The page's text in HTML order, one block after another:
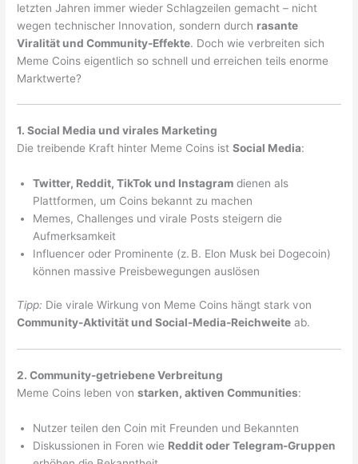
letzten Jahren immer wieder Schlagzeilen gemacht – nicht
wegen technischer Innovation, sondern durch rasante
Viralität und Community-Effekte. Doch wie verbreiten sich
Meme Coins eigentlich so schnell und erreichen teils enorme
Marktwerte?
1. Social Media und virales Marketing
Die treibende Kraft hinter Meme Coins istSocial Media:
Twitter, Reddit, TikTok und Instagram dienen als
Plattformen, um Coins bekannt zu machen
Memes, Challenges und virale Posts steigern die
Aufmerksamkeit
Influencer oder Prominente (z. B. Elon Musk bei Dogecoin)
können massive Preisbewegungen auslösen
Tipp: Die virale Wirkung von Meme Coins hängt stark von
Community-Aktivität und Social-Media-Reichweite ab.
2. Community-getriebene Verbreitung
Meme Coins leben vonstarken, aktiven Communities:
Nutzer teilen den Coin mit Freunden und Bekannten
Diskussionen in Foren wie Reddit oder Telegram-Gruppen